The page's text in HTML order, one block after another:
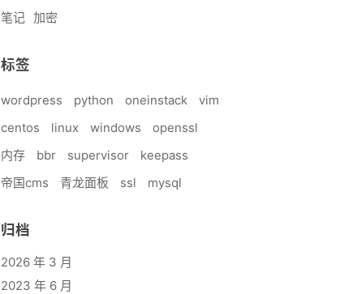
笔记 加密
标签
wordpress python oneinstack
vim
centos
linux windows
openssl
内存
bbr supervisor
keepass
帝国cms
青龙面板 ssl mysql
归档
2026 年 3 月
2023 年 6 月